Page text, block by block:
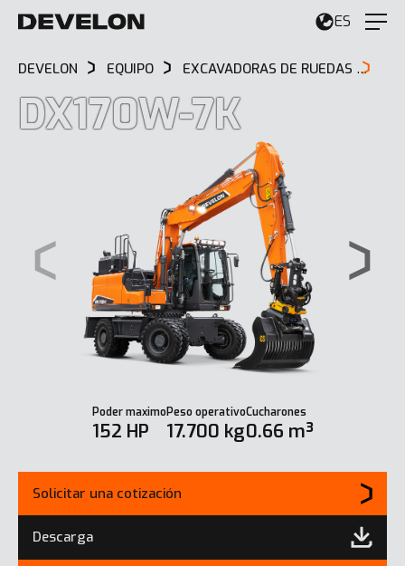
ES
DEVELON EQUIPO EXCAVADORAS DE RUEDAS
DX170W-7K
Poder maximo
152 HP
Peso operativo
17.700 kg
Cucharones
0.66 m³
Solicitar una cotización
Descarga